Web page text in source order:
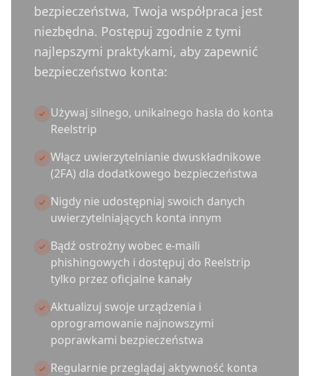
bezpieczeństwa, Twoja współpraca jest
niezbędna. Postępuj zgodnie z tymi
najlepszymi praktykami, aby zapewnić
bezpieczeństwo konta:
Używaj silnego, unikalnego hasła do konta
Reelstrip
Włącz uwierzytelnianie dwuskładnikowe
(2FA) dla dodatkowego bezpieczeństwa
Nigdy nie udostępniaj swoich danych
uwierzytelniających konta innym
Bądź ostrożny wobec e-maili
phishingowych i dostępuj do Reelstrip
tylko przez oficjalne kanały
Aktualizuj swoje urządzenia i
oprogramowanie najnowszymi
poprawkami bezpieczeństwa
Regularnie przeglądaj aktywność konta